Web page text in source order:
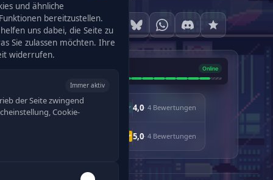
4,0· 4 Bewertungen
5,0· 4 Bewertungen
und ähnliche
bereitzustellen.
uns dabei, die Seite zu
Sie zulassen möchten. Ihre
widerrufen.
Immer aktiv
der Seite zwingend
Cookie-